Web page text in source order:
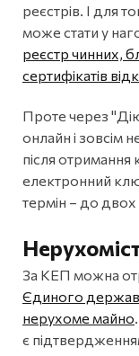
реєстрів. І для
може стати у
реєстр чинних,
сертифікатів
Проте через
онлайн і зовсім
після
електронний
термін – до двох
За КЕП можна
Єдиного
нерухоме майно
є